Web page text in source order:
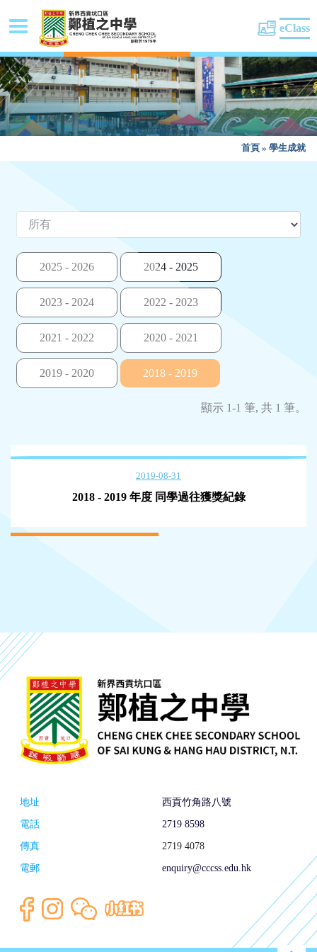
eClass
首頁 » 學生成就
2025 - 2026 2024 - 2025
2023 - 2024 2022 - 2023
2021 - 2022 2020 - 2021
2019 - 2020 2018 - 2019
顯示 1-1 筆, 共 1 筆。
2019-08-31
2018 - 2019 年度 同學過往獲獎紀錄
地址
西貢竹角路八號
電話
2719 8598
傳真
2719 4078
電郵
enquiry@cccss.edu.hk